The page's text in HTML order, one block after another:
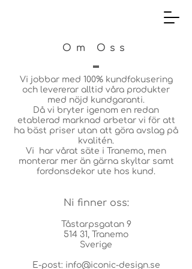
Om Oss
Vi jobbar med 100% kundfokusering
och levererar alltid våra produkter
med nöjd kundgaranti.
Då vi bryter igenom en redan
etablerad marknad arbetar vi för att
ha bäst priser utan att göra avslag på
kvalitén.
Vi har vårat säte i Tranemo, men
monterar mer än gärna skyltar samt
fordonsdekor ute hos kund.
Ni finner oss:
Tåstarpsgatan 9
514 31, Tranemo
Sverige
E-post: info@iconic-design.se